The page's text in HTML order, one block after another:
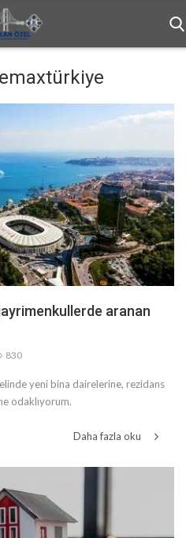
aranan
830
yeni bina dairelerine, rezidans
odaklıyorum.
Daha fazla oku